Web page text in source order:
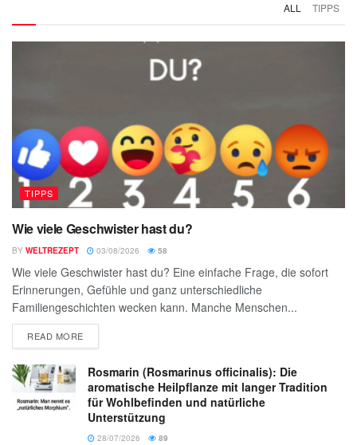
ALL TIPPS
TIPPS
Wie viele Geschwister hast du?
BY WELTREZEPT 03/08/2026 58
Wie viele Geschwister hast du? Eine einfache Frage, die sofort
Erinnerungen, Gefühle und ganz unterschiedliche
Familiengeschichten wecken kann. Manche Menschen...
READ MORE
Rosmarin (Rosmarinus officinalis): Die
aromatische Heilpflanze mit langer Tradition
für Wohlbefinden und natürliche
Unterstützung
28/07/2026 89